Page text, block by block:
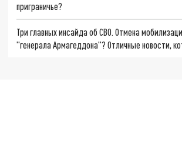
приграничье?
Три главных инсайда об СВО. Отмена
"генерала Армагеддона"? Отличные новости,